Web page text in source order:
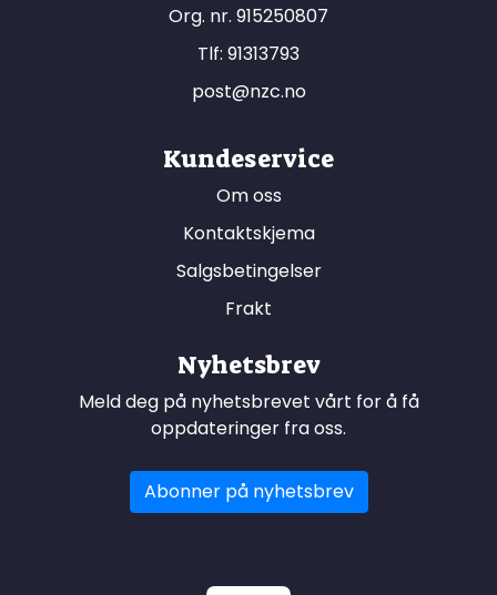
Org. nr. 915250807
Tlf: 91313793
post@nzc.no
Kundeservice
Om oss
Kontaktskjema
Salgsbetingelser
Frakt
Nyhetsbrev
Meld deg på nyhetsbrevet vårt for å få
oppdateringer fra oss.
Abonner på nyhetsbrev